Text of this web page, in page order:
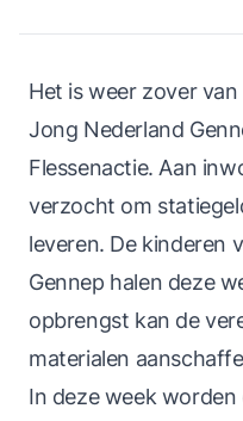
Het is weer zover
Jong Nederland
Flessenactie. Aan
verzocht om
leveren. De kinderen
Gennep halen deze
opbrengst kan de
materialen
In deze week